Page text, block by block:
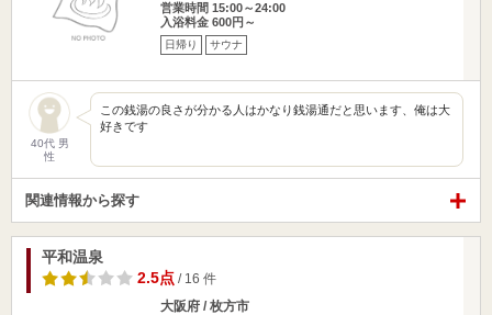
営業時間 15:00～24:00
入浴料金 600円～
日帰り サウナ
40代 男
性
この銭湯の良さが分かる人はかなり銭湯通だと思います、俺は大
好きです
関連情報から探す
平和温泉
2.5点 / 16 件
大阪府 / 枚方市